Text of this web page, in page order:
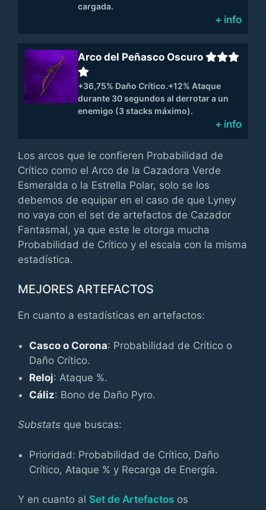
cargada.
+ info
Arco del Peñasco Oscuro
+36,75% Daño Crítico.+12% Ataque
durante 30 segundos al derrotar a un
enemigo (3 stacks máximo).
+ info
Los arcos que le confieren Probabilidad de
Crítico como el Arco de la Cazadora Verde
Esmeralda o la Estrella Polar, solo se los
debemos de equipar en el caso de que Lyney
no vaya con el set de artefactos de Cazador
Fantasmal, ya que este le otorga mucha
Probabilidad de Crítico y el escala con la misma
estadística.
MEJORES ARTEFACTOS
En cuanto a estadísticas en artefactos:
Casco o Corona: Probabilidad de Crítico o
Daño Crítico.
Reloj: Ataque %.
Cáliz: Bono de Daño Pyro.
Substats que buscas:
Prioridad: Probabilidad de Crítico, Daño
Crítico, Ataque % y Recarga de Energía.
Y en cuanto al Set de Artefactos os